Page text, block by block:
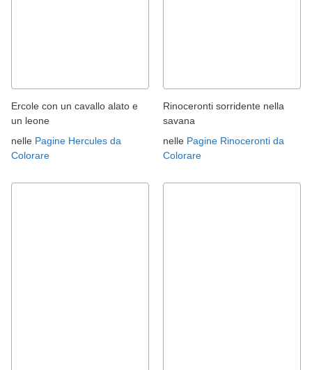
Ercole con un cavallo alato e
un leone
nelle Pagine Hercules da
Colorare
Rinoceronti sorridente nella
savana
nelle Pagine Rinoceronti da
Colorare